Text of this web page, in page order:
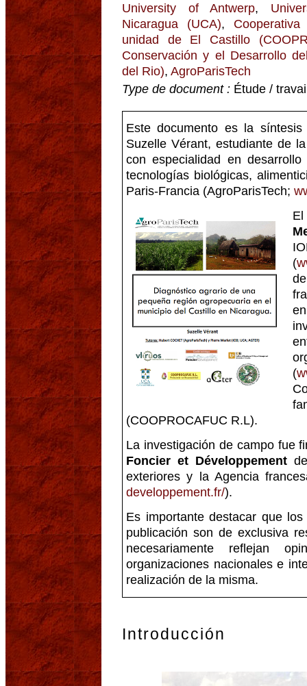
University of Antwerp,
Nicaragua (UCA),
unidad de El Castillo
Conservación y el Desarrollo
del Rio), AgroParisTech
Type de document : Étude /
Este documento es la
Suzelle Vérant, estudiante de
con especialidad en
tecnologías biológicas,
Paris-Francia (AgroParisTech;
(
(
(COOPROCAFUC R.L).
La investigación de campo fue
Foncier et Développement
exteriores y la Agencia
developpement.fr/).
Es importante destacar que
publicación son de exclusiva
necesariamente reflejan
organizaciones nacionales e
realización de la misma.
Introducción